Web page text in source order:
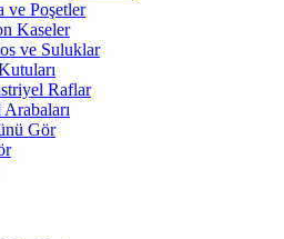
ve Poşetler
Kaseler
ve Suluklar
Raflar
Arabaları
Gör